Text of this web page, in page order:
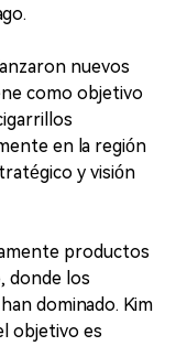
nuevos
como objetivo
en la región
y visión
productos
donde los
dominado. Kim
objetivo es